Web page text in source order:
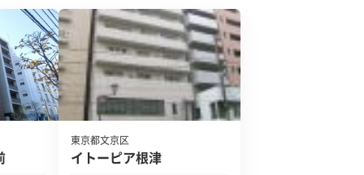
東京都文京区
イトーピア根津